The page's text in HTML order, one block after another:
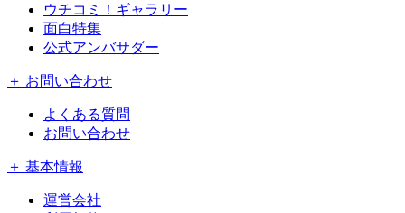
ウチコミ！ギャラリー
面白特集
公式アンバサダー
＋ お問い合わせ
よくある質問
お問い合わせ
＋ 基本情報
運営会社